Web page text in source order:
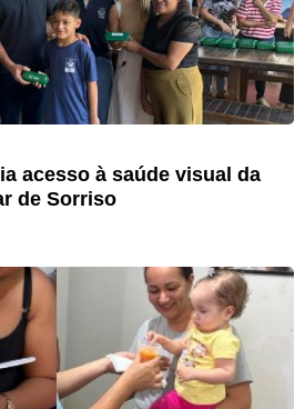
acesso à saúde visual da
de Sorriso